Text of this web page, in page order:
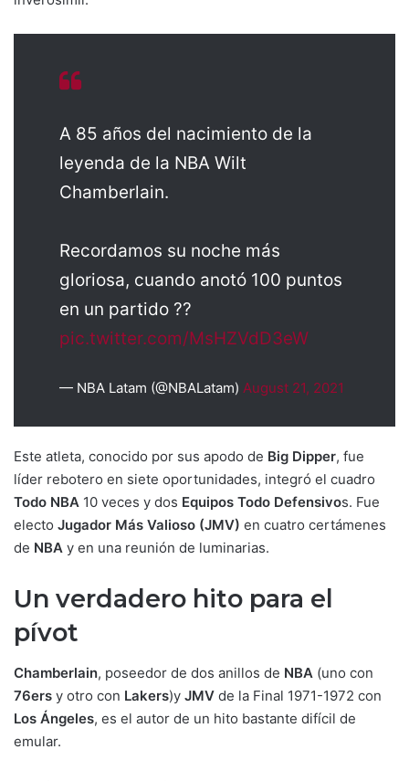
A 85 años del nacimiento de la
leyenda de la NBA Wilt
Chamberlain.
Recordamos su noche más
gloriosa, cuando anotó 100 puntos
en un partido ??
pic.twitter.com/MsHZVdD3eW
— NBA Latam (@NBALatam) August 21, 2021
Este atleta, conocido por sus apodo de Big Dipper, fue
líder rebotero en siete oportunidades, integró el cuadro
Todo NBA 10 veces y dos Equipos Todo Defensivos. Fue
electo Jugador Más Valioso (JMV) en cuatro certámenes
de NBA y en una reunión de luminarias.
Un verdadero hito para el
pívot
Chamberlain, poseedor de dos anillos de NBA (uno con
76ers y otro con Lakers)y JMV de la Final 1971-1972 con
Los Ángeles, es el autor de un hito bastante difícil de
emular.